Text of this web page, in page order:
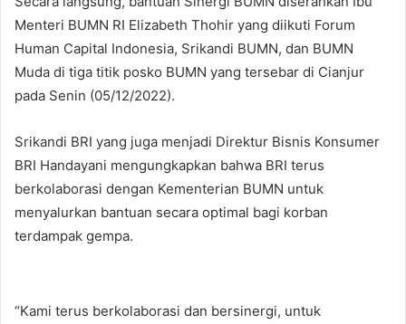
Menteri BUMN RI Elizabeth Thohir yang diikuti Forum
Human Capital Indonesia, Srikandi BUMN, dan BUMN
Muda di tiga titik posko BUMN yang tersebar di Cianjur
pada Senin (05/12/2022).
Srikandi BRI yang juga menjadi Direktur Bisnis Konsumer
BRI Handayani mengungkapkan bahwa BRI terus
berkolaborasi dengan Kementerian BUMN untuk
menyalurkan bantuan secara optimal bagi korban
terdampak gempa.
“Kami terus berkolaborasi dan bersinergi, untuk